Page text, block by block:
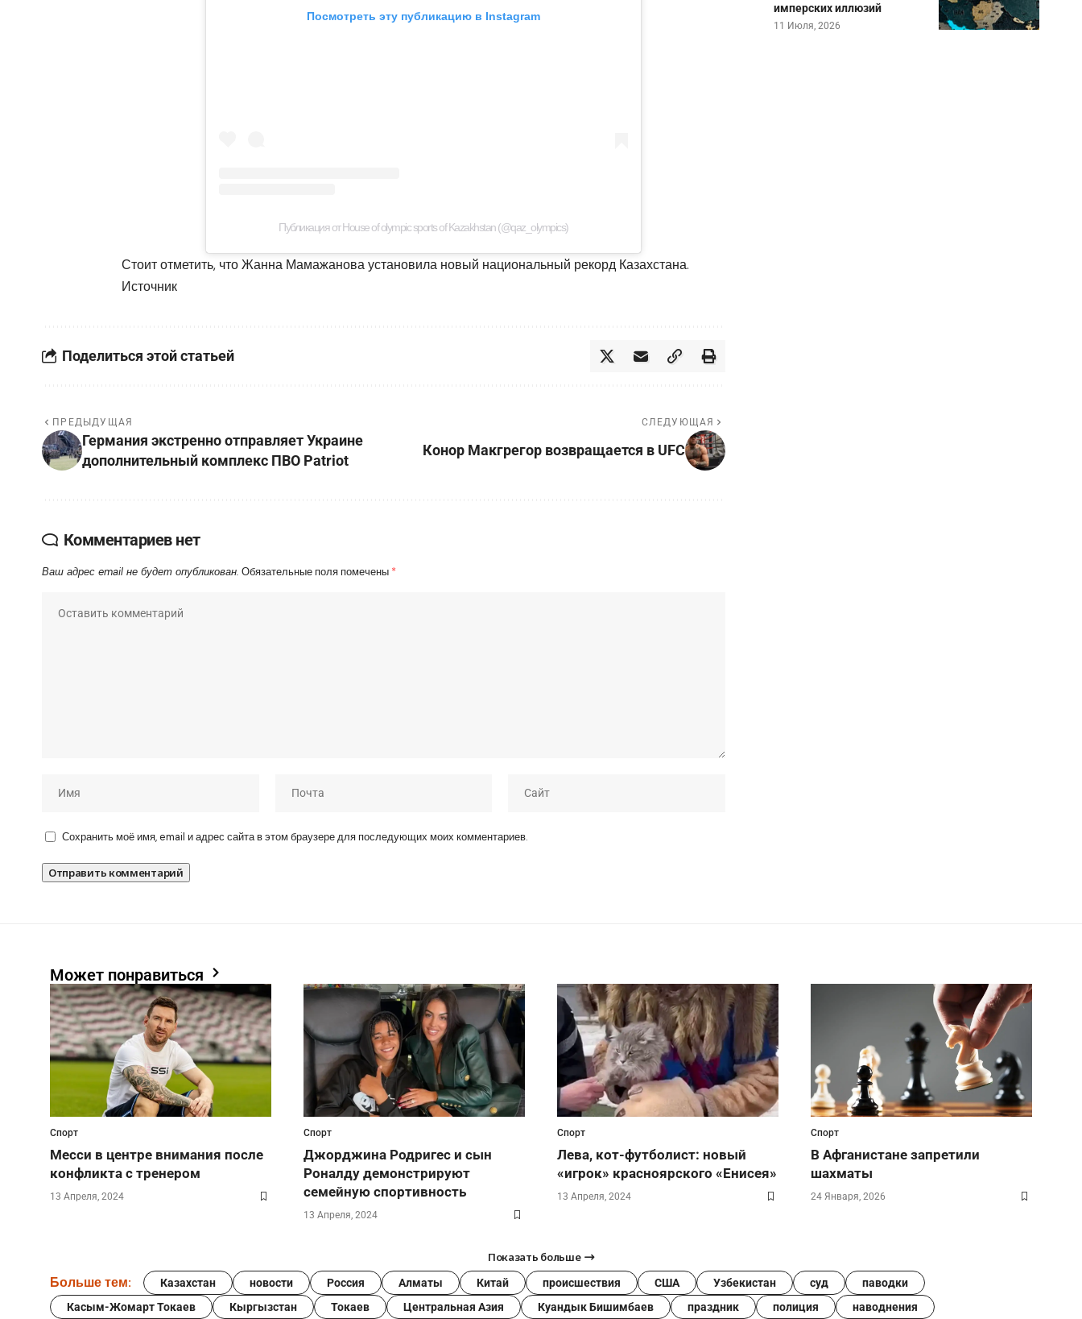
Посмотреть эту публикацию в Instagram
Публикация от House of olympic sports of Kazakhstan (@qaz_olympics)
Стоит отметить, что Жанна Мамажанова установила новый национальный рекорд Казахстана.
Источник
Поделиться этой статьей
ПРЕДЫДУЩАЯ
Германия экстренно отправляет Украине
дополнительный комплекс ПВО Patriot
СЛЕДУЮЩАЯ
Конор Макгрегор возвращается в UFC
Комментариев нет
Ваш адрес email не будет опубликован. Обязательные поля помечены *
Сохранить моё имя, email и адрес сайта в этом браузере для последующих моих комментариев.
имперских иллюзий
11 Июля, 2026
Может понравиться
Спорт
Месси в центре внимания после
конфликта с тренером
13 Апреля, 2024
Спорт
Джорджина Родригес и сын
Роналду демонстрируют
семейную спортивность
13 Апреля, 2024
Спорт
Лева, кот-футболист: новый
«игрок» красноярского «Енисея»
13 Апреля, 2024
Спорт
В Афганистане запретили
шахматы
24 Января, 2026
Показать больше
Больше тем: Казахстан новости Россия Алматы Китай происшествия США Узбекистан суд
паводки
Касым-Жомарт Токаев
Кыргызстан Токаев Центральная Азия Куандык Бишимбаев праздник полиция наводнения